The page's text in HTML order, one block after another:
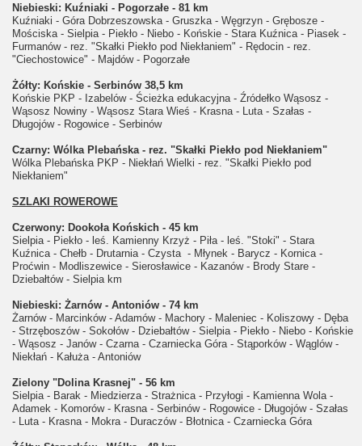
Niebieski: Kuźniaki - Pogorzałe - 81 km
Kuźniaki - Góra Dobrzeszowska - Gruszka - Węgrzyn - Grębosze -
Mościska - Sielpia - Piekło - Niebo - Końskie - Stara Kuźnica - Piasek -
Furmanów - rez. "Skałki Piekło pod Niekłaniem" - Rędocin - rez.
"Ciechostowice" - Majdów - Pogorzałe
Żółty: Końskie - Serbinów 38,5 km
Końskie PKP - Izabelów - Ścieżka edukacyjna - Źródełko Wąsosz -
Wąsosz Nowiny - Wąsosz Stara Wieś - Krasna - Luta - Szałas -
Długojów - Rogowice - Serbinów
Czarny: Wólka Plebańska - rez. "Skałki Piekło pod Niekłaniem"
Wólka Plebańska PKP - Niekłań Wielki - rez. "Skałki Piekło pod
Niekłaniem"
SZLAKI ROWEROWE
Czerwony: Dookoła Końskich - 45 km
Sielpia - Piekło - leś. Kamienny Krzyż - Piła - leś. "Stoki" - Stara
Kuźnica - Chełb - Drutarnia - Czysta - Młynek - Barycz - Kornica -
Proćwin - Modliszewice - Sierosławice - Kazanów - Brody Stare -
Dziebałtów - Sielpia km
Niebieski: Żarnów - Antoniów - 74 km
Żarnów - Marcinków - Adamów - Machory - Maleniec - Koliszowy - Dęba
- Strzęboszów - Sokołów - Dziebałtów - Sielpia - Piekło - Niebo - Końskie
- Wąsosz - Janów - Czarna - Czarniecka Góra - Stąporków - Wąglów -
Niekłań - Kałuża - Antoniów
Zielony "Dolina Krasnej" - 56 km
Sielpia - Barak - Miedzierza - Strażnica - Przyłogi - Kamienna Wola -
Adamek - Komorów - Krasna - Serbinów - Rogowice - Długojów - Szałas
- Luta - Krasna - Mokra - Duraczów - Błotnica - Czarniecka Góra